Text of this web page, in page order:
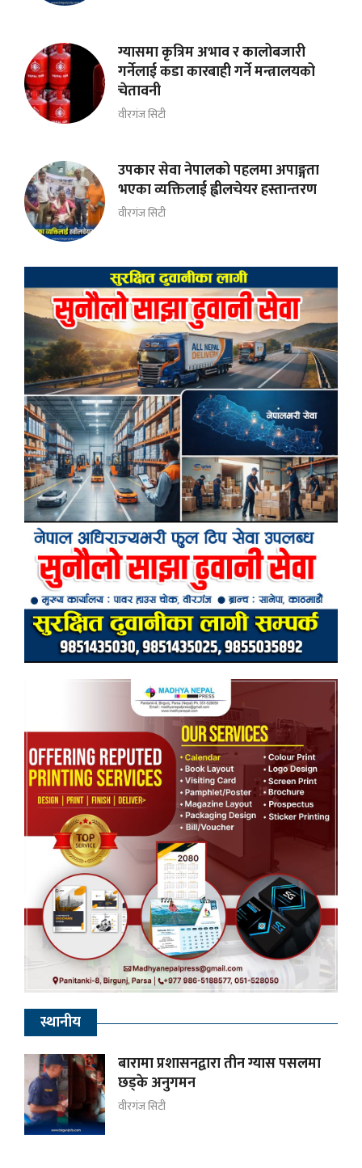
ग्यासमा कृत्रिम अभाव र कालोबजारी
गर्नेलाई कडा कारबाही गर्ने मन्त्रालयको
चेतावनी
वीरगंज सिटी
उपकार सेवा नेपालको पहलमा अपाङ्गता
भएका व्यक्तिलाई ह्वीलचेयर हस्तान्तरण
वीरगंज सिटी
स्थानीय
बारामा प्रशासनद्वारा तीन ग्यास पसलमा
छड्के अनुगमन
वीरगंज सिटी